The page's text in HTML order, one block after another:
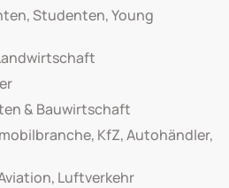
Studenten, Young
& Bauwirtschaft
KfZ, Autohändler,
Luftverkehr